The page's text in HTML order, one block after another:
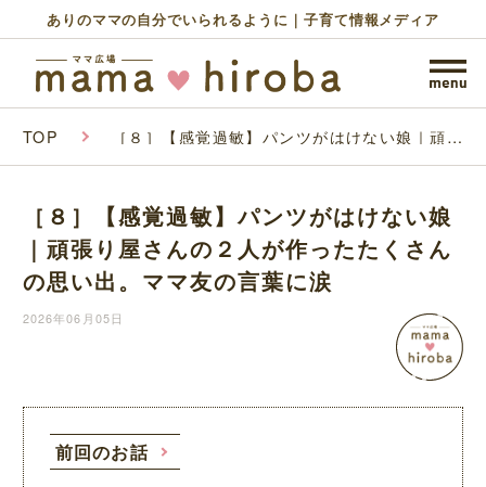
ありのママの自分でいられるように｜子育て情報メディア
TOP ［８］【感覚過敏】パンツがはけない娘｜頑張
マ友の言葉に涙
［８］【感覚過敏】パンツがはけない娘
｜頑張り屋さんの２人が作ったたくさん
の思い出。ママ友の言葉に涙
2026年06月05日
前回のお話